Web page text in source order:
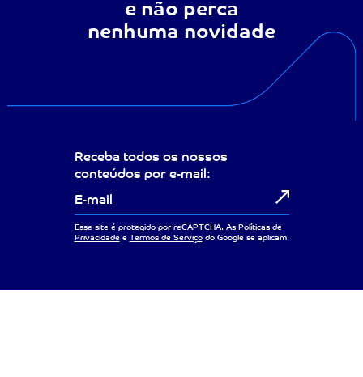
e não perca
nenhuma novidade
Receba todos os nossos
conteúdos por e-mail:
Esse site é protegido por reCAPTCHA. As Políticas de
Privacidadee Termos de Serviçodo Google se aplicam.